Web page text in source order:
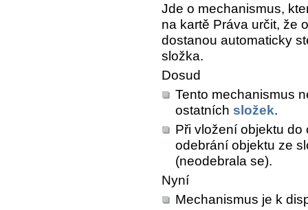
Jde o mechanismus,
na kartě Práva určit, že
dostanou automaticky
složka.
Dosud
Tento mechanismus
ostatních složek.
Při vložení objektu do
odebrání objektu ze
(neodebrala se).
Nyní
Mechanismus je k